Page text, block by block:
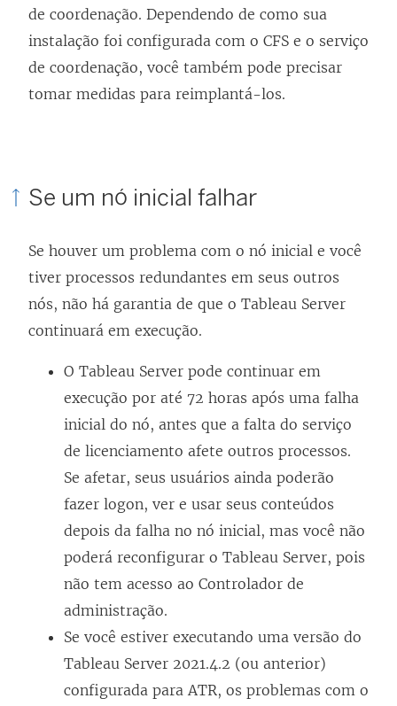
de coordenação. Dependendo de como sua
instalação foi configurada com o CFS e o serviço
de coordenação, você também pode precisar
tomar medidas para reimplantá-los.
Se um nó inicial falhar
Se houver um problema com o nó inicial e você
tiver processos redundantes em seus outros
nós, não há garantia de que o Tableau Server
continuará em execução.
O Tableau Server pode continuar em
execução por até 72 horas após uma falha
inicial do nó, antes que a falta do serviço
de licenciamento afete outros processos.
Se afetar, seus usuários ainda poderão
fazer logon, ver e usar seus conteúdos
depois da falha no nó inicial, mas você não
poderá reconfigurar o Tableau Server, pois
não tem acesso ao Controlador de
administração.
Se você estiver executando uma versão do
Tableau Server 2021.4.2 (ou anterior)
configurada para ATR, os problemas com o